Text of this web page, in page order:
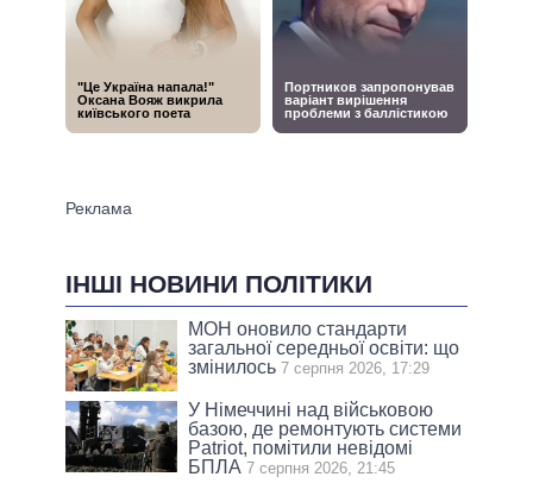
ІНШІ НОВИНИ ПОЛІТИКИ
МОН оновило стандарти
загальної середньої освіти: що
змінилось 7 серпня 2026, 17:29
У Німеччині над військовою
базою, де ремонтують системи
Patriot, помітили невідомі
БПЛА 7 серпня 2026, 21:45